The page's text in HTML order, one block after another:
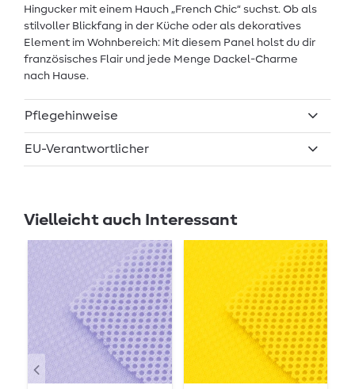
Hingucker mit einem Hauch „French Chic“ suchst. Ob als
stilvoller Blickfang in der Küche oder als dekoratives
Element im Wohnbereich: Mit diesem Panel holst du dir
französisches Flair und jede Menge Dackel-Charme
nach Hause.
Pflegehinweise
EU-Verantwortlicher
Vielleicht auch Interessant